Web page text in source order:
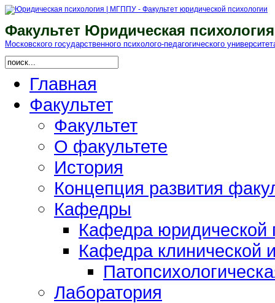
Факультет Юридическая психология
Московского гоcударственного психолого-педагогического
Главная
Факультет
Факультет
О факультете
История
Концепция развития
Кафедры
Кафедра юридической
Кафедра клинической
Лаборатория